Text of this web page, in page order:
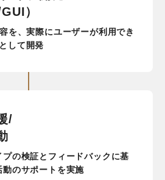
）
を、実際にユーザーが利用でき
して開発
/
プの検証とフィードバックに基
動のサポートを実施